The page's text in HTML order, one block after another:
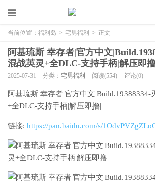
当前位置： 福利岛 > 宅男福利 > 正文
阿基琉斯 幸存者|官方中文
混战英灵+全DLC-支持手柄|解压即
2025-07-31 分类： 宅男福利 阅读(554) 评论(0)
阿基琉斯 幸存者|官方中文|Build.19388334-
+全DLC-支持手柄|解压即撸|
链接: https://pan.baidu.com/s/